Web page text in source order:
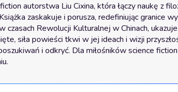
autorstwa Liu Cixina, która łączy naukę z
zaskakuje i porusza, redefiniując granice
Rewolucji Kulturalnej w Chinach,
siła powieści tkwi w jej ideach i wizji
i odkryć. Dla miłośników science